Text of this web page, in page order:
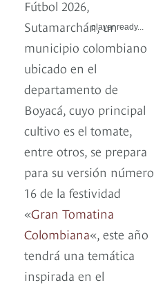
player ready...
Fútbol 2026,
Sutamarchán, un
municipio colombiano
ubicado en el
departamento de
Boyacá, cuyo principal
cultivo es el tomate,
entre otros, se prepara
para su versión número
16 de la festividad
«Gran Tomatina
Colombiana«, este año
tendrá una temática
inspirada en el